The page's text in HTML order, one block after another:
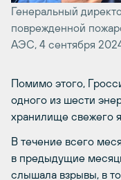
Генеральный
поврежденной
АЭС, 4 сентября
Помимо этого,
одного из шести
хранилище свежего
В течение всего
в предыдущие
слышала взрывы, в